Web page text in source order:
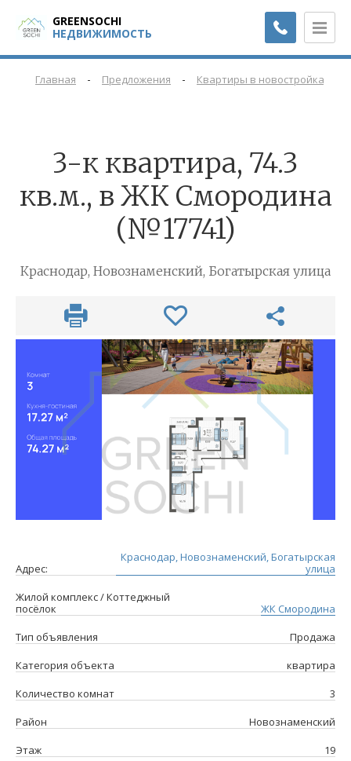
GREENSOCHI
НЕДВИЖИМОСТЬ
Главная - Предложения - Квартиры в новостройках
3-к квартира, 74.3
кв.м., в ЖК Смородина
(№17741)
Краснодар, Новознаменский, Богатырская улица
Адрес:
Краснодар, Новознаменский, Богатырская
улица
Жилой комплекс / Коттеджный
посёлок
ЖК Смородина
Тип объявления
Продажа
Категория объекта
квартира
Количество комнат
3
Район
Новознаменский
Этаж
19